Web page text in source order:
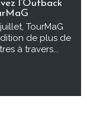
l’Outback
TourMaG
de plus de
à travers...